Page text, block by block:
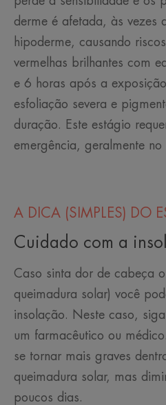
derme é afetada, às vezes
hipoderme, causando
vermelhas brilhantes com
e 6 horas após a
esfoliação severa e
duração. Este estágio
emergência, geralmente no
A DICA (SIMPLES) DO
Cuidado com a
Caso sinta dor de cabeça
queimadura solar) você
insolação. Neste caso,
um farmacêutico ou
se tornar mais graves
queimadura solar, mas
poucos dias.